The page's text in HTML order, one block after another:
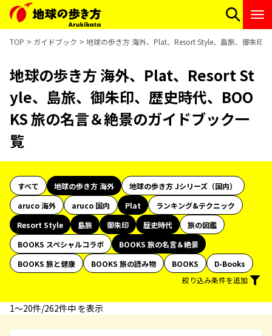
TOP ガイドブック 地球の歩き方 海外、Plat、Resort Style、島旅、御朱印
地球の歩き方 海外、Plat、Resort St
yle、島旅、御朱印、歴史時代、BOO
KS 旅の名言＆絶景のガイドブック一
覧
すべて 地球の歩き方 海外
地球の歩き方 Jシリーズ（国内）
aruco 海外
aruco 国内 Plat
ランキング&テクニック
Resort Style
島旅 御朱印 歴史時代
旅の図鑑
BOOKS スペシャルコラボ
BOOKS 旅の名言＆絶景
BOOKS 旅と健康
BOOKS 旅の読み物 BOOKS
D-Books
絞り込み条件を追加
1〜20件/262件中 を表示